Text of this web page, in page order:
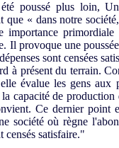
poussé plus loin,
que « dans notre
importance
Il provoque une
sont censées
à présent du terrain.
évalue les gens aux
capacité de
Ce dernier point
société où règne
censés satisfaire."